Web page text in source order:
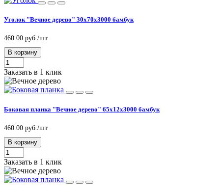
Уголок "Вечное дерево" 30х70х3000 бамбук
460.00 руб./шт
В корзину
Заказать в 1 клик
Боковая планка "Вечное дерево" 65х12х3000 бамбук
460.00 руб./шт
В корзину
Заказать в 1 клик